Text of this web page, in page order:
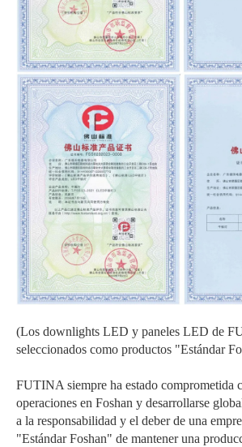
(Los downlights LED y paneles LED de
seleccionados como productos "Estándar
FUTINA siempre ha estado comprometida
operaciones en Foshan y desarrollarse
a la responsabilidad y el deber de una
"Estándar Foshan" de mantener una